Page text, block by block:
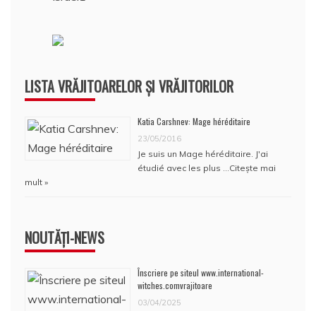
LISTA VRĂJITOARELOR ȘI VRĂJITORILOR
Katia Carshnev: Mage héréditaire
23/05/2016
Je suis un Mage héréditaire. J'ai
étudié avec les plus … Citește mai
mult »
NOUTĂȚI-NEWS
Înscriere pe siteul www.international-
witches.comvrajitoare
03/04/2025